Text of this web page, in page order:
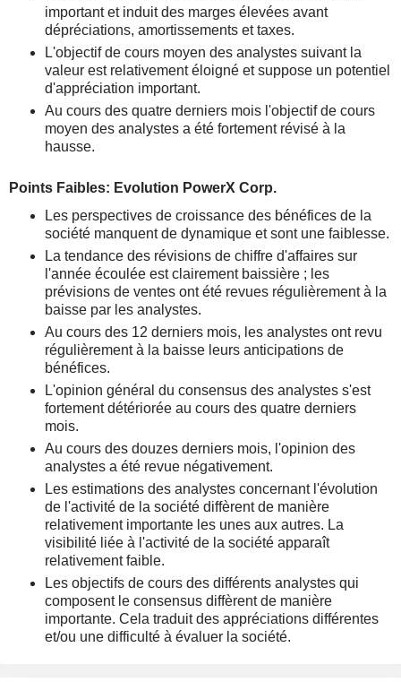
important et induit des marges élevées avant
dépréciations, amortissements et taxes.
L'objectif de cours moyen des analystes suivant la
valeur est relativement éloigné et suppose un potentiel
d'appréciation important.
Au cours des quatre derniers mois l'objectif de cours
moyen des analystes a été fortement révisé à la
hausse.
Points Faibles: Evolution PowerX Corp.
Les perspectives de croissance des bénéfices de la
société manquent de dynamique et sont une faiblesse.
La tendance des révisions de chiffre d'affaires sur
l'année écoulée est clairement baissière ; les
prévisions de ventes ont été revues régulièrement à la
baisse par les analystes.
Au cours des 12 derniers mois, les analystes ont revu
régulièrement à la baisse leurs anticipations de
bénéfices.
L'opinion général du consensus des analystes s'est
fortement détériorée au cours des quatre derniers
mois.
Au cours des douzes derniers mois, l'opinion des
analystes a été revue négativement.
Les estimations des analystes concernant l'évolution
de l'activité de la société diffèrent de manière
relativement importante les unes aux autres. La
visibilité liée à l'activité de la société apparaît
relativement faible.
Les objectifs de cours des différents analystes qui
composent le consensus diffèrent de manière
importante. Cela traduit des appréciations différentes
et/ou une difficulté à évaluer la société.